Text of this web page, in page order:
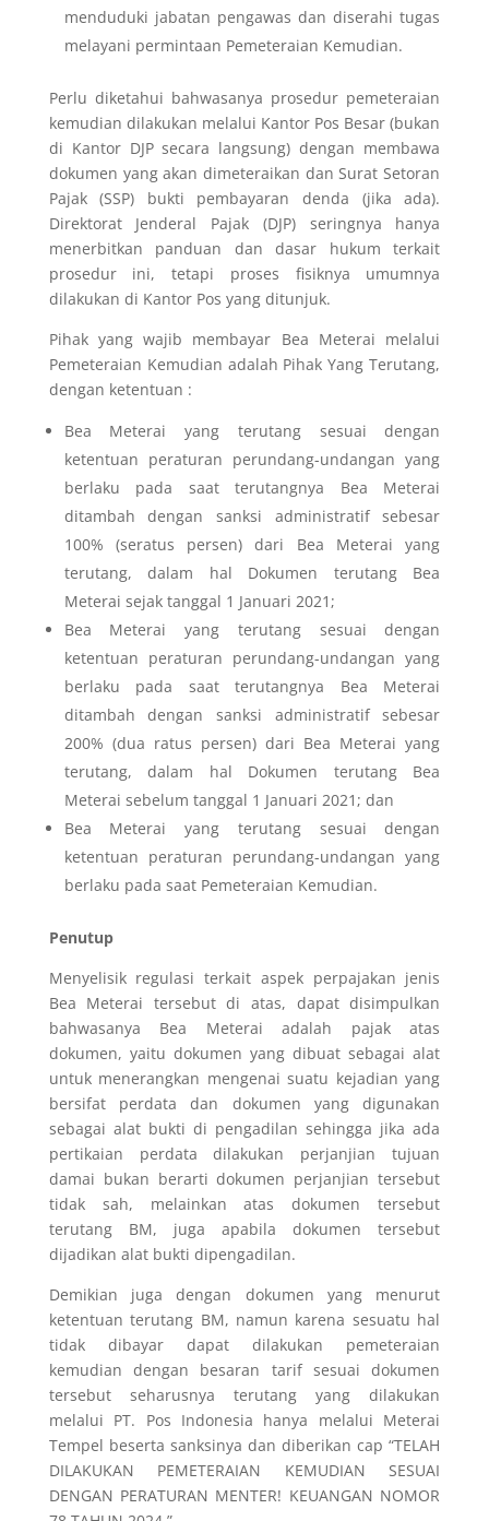
menduduki jabatan pengawas dan diserahi tugas
melayani permintaan Pemeteraian Kemudian.
Perlu diketahui bahwasanya prosedur pemeteraian
kemudian dilakukan melalui Kantor Pos Besar (bukan
di Kantor DJP secara langsung) dengan membawa
dokumen yang akan dimeteraikan dan Surat Setoran
Pajak (SSP) bukti pembayaran denda (jika ada).
Direktorat Jenderal Pajak (DJP) seringnya hanya
menerbitkan panduan dan dasar hukum terkait
prosedur ini, tetapi proses fisiknya umumnya
dilakukan di Kantor Pos yang ditunjuk.
Pihak yang wajib membayar Bea Meterai melalui
Pemeteraian Kemudian adalah Pihak Yang Terutang,
dengan ketentuan :
Bea Meterai yang terutang sesuai dengan
ketentuan peraturan perundang-undangan yang
berlaku pada saat terutangnya Bea Meterai
ditambah dengan sanksi administratif sebesar
100% (seratus persen) dari Bea Meterai yang
terutang, dalam hal Dokumen terutang Bea
Meterai sejak tanggal 1 Januari 2021;
Bea Meterai yang terutang sesuai dengan
ketentuan peraturan perundang-undangan yang
berlaku pada saat terutangnya Bea Meterai
ditambah dengan sanksi administratif sebesar
200% (dua ratus persen) dari Bea Meterai yang
terutang, dalam hal Dokumen terutang Bea
Meterai sebelum tanggal 1 Januari 2021; dan
Bea Meterai yang terutang sesuai dengan
ketentuan peraturan perundang-undangan yang
berlaku pada saat Pemeteraian Kemudian.
Penutup
Menyelisik regulasi terkait aspek perpajakan jenis
Bea Meterai tersebut di atas, dapat disimpulkan
bahwasanya Bea Meterai adalah pajak atas
dokumen, yaitu dokumen yang dibuat sebagai alat
untuk menerangkan mengenai suatu kejadian yang
bersifat perdata dan dokumen yang digunakan
sebagai alat bukti di pengadilan sehingga jika ada
pertikaian perdata dilakukan perjanjian tujuan
damai bukan berarti dokumen perjanjian tersebut
tidak sah, melainkan atas dokumen tersebut
terutang BM, juga apabila dokumen tersebut
dijadikan alat bukti dipengadilan.
Demikian juga dengan dokumen yang menurut
ketentuan terutang BM, namun karena sesuatu hal
tidak dibayar dapat dilakukan pemeteraian
kemudian dengan besaran tarif sesuai dokumen
tersebut seharusnya terutang yang dilakukan
melalui PT. Pos Indonesia hanya melalui Meterai
Tempel beserta sanksinya dan diberikan cap “TELAH
DILAKUKAN PEMETERAIAN KEMUDIAN SESUAI
DENGAN PERATURAN MENTER! KEUANGAN NOMOR